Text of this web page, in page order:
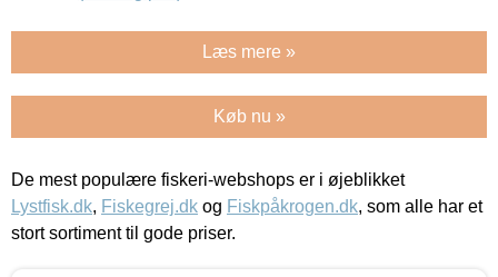
Læs mere »
Køb nu »
De mest populære fiskeri-webshops er i øjeblikket
Lystfisk.dk, Fiskegrej.dk og Fiskpåkrogen.dk, som alle har et
stort sortiment til gode priser.